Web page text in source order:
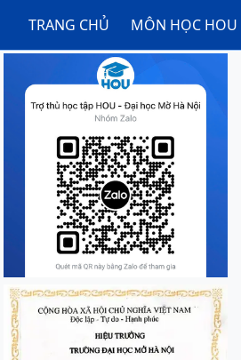
TRANG CHỦ MÔN HỌC HOU